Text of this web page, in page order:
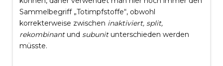
Sammelbegriff „Totimpfstoffe“, obwohl
korrekterweise zwischen inaktiviert, split,
rekombinantundsubunitunterschieden werden
müsste.